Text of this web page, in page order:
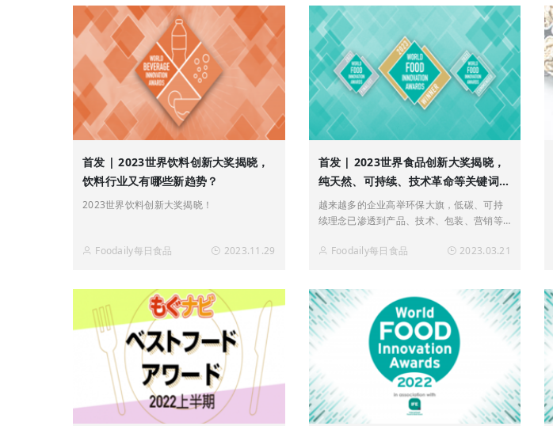
首发 | 2023世界饮料创新大奖揭晓，
饮料行业又有哪些新趋势？
2023世界饮料创新大奖揭晓！
Foodaily每日食品 2023.11.29
首发 | 2023世界食品创新大奖揭晓，
纯天然、可持续、技术革命等关键词成
创新标杆
越来越多的企业高举环保大旗，低碳、可持
续理念已渗透到产品、技术、包装、营销等
Foodaily每日食品
2023.03.21